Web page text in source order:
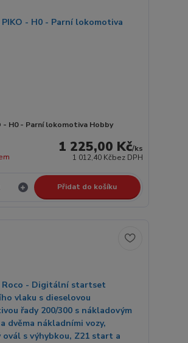
- H0 - Parní lokomotiva Hobby
1 225,00 Kč/ks
1 012,40 Kčbez DPH
Přidat do košíku